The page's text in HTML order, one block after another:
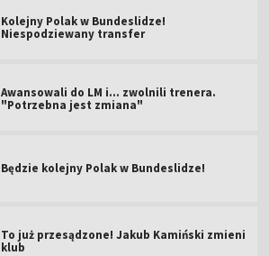
Kolejny Polak w Bundeslidze!
Niespodziewany transfer
Awansowali do LM i... zwolnili trenera.
"Potrzebna jest zmiana"
Będzie kolejny Polak w Bundeslidze!
To już przesądzone! Jakub Kamiński zmieni
klub